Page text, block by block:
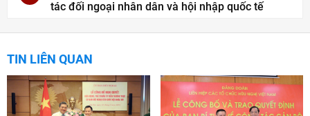
tác đối ngoại nhân dân và hội nhập quốc tế
TIN LIÊN QUAN